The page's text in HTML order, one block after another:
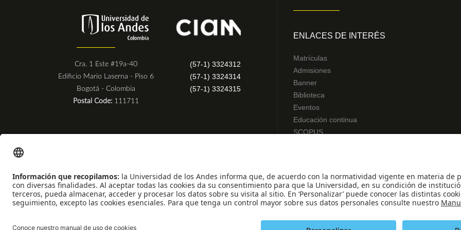
Cra. 1 Este #19a-40
Edificio Mario Laserna - Piso 6
Bogotá - Colombia
Postal Code: 111711
(57-1) 3324312
(57-1) 3324314
(57-1) 3324315
ENLACES DE INTERÉS
Matrículas
Admisiones
Banner
Biblioteca
Eventos
Educación continua
SCOPUS